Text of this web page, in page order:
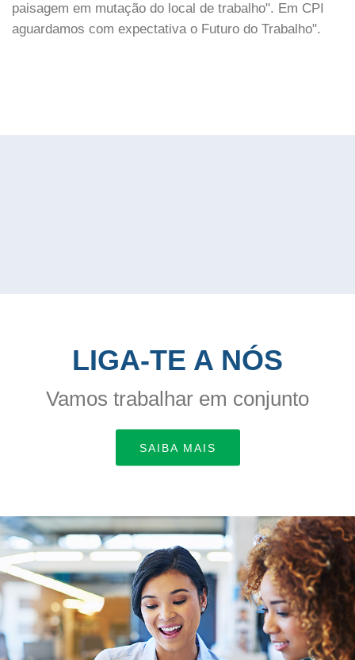
paisagem em mutação do local de trabalho". Em CPI
aguardamos com expectativa o Futuro do Trabalho".
LIGA-TE A NÓS
Vamos trabalhar em conjunto
SAIBA MAIS